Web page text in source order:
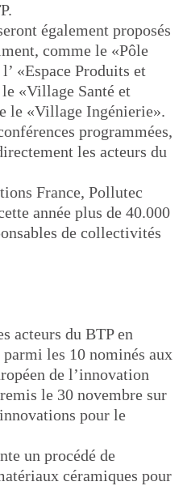
également proposés
comme le «Pôle
«Espace Produits et
«Village Santé et
le «Village Ingénierie».
programmées,
les acteurs du
France, Pollutec
année plus de 40.000
de collectivités
acteurs du BTP en
les 10 nominés aux
de l’innovation
le 30 novembre sur
pour le
un procédé de
céramiques pour